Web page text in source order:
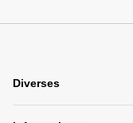
Diverses